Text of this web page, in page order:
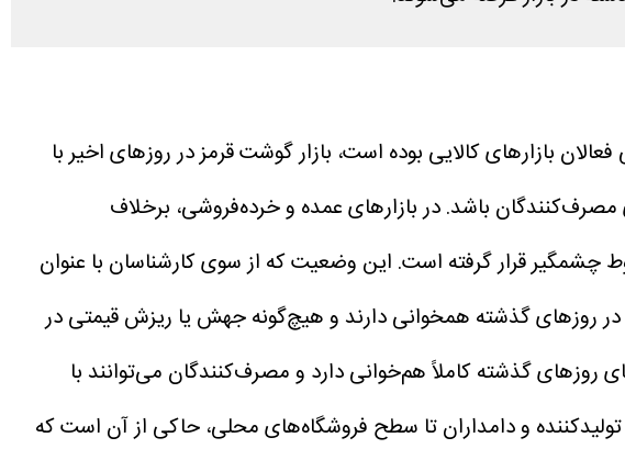
بازارهای کالایی بوده است، بازار گوشت قرمز در روزهای اخیر با
مصرف‌کنندگان باشد.در بازارهای عمده و خرده‌فروشی، برخلاف
چشمگیر قرار گرفته است. این وضعیت که از سوی کارشناسان با عنوان
روزهای گذشته همخوانی دارند و هیچ‌گونه جهش یا ریزش قیمتی در
گذشته کاملاً هم‌خوانی دارد و مصرف‌کنندگان می‌توانند با
و دامداران تا سطح فروشگاه‌های محلی، حاکی از آن است که